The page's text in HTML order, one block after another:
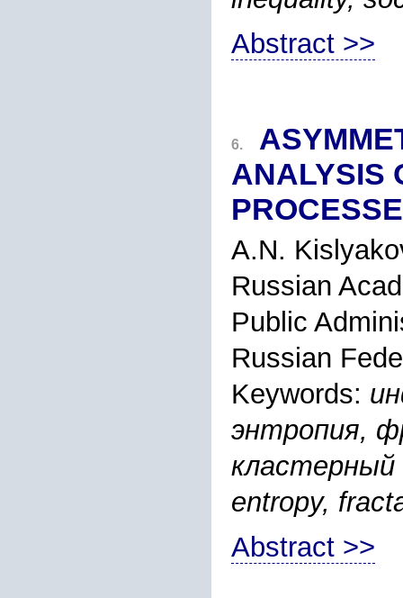
Abstract >>
6.
ANALYSIS
A.N.
Russian
Public
Russian
Keywords:
энтропия,
кластерный
entropy,
Abstract >>